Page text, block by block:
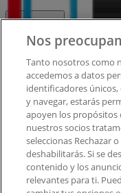
Contacto
Tienda mal
Notificar un
¿Encontraste un
aplicación?
Índices
Nos
Tanto nosotros como
accedemos a datos
identificadores únicos,
y navegar, estarás
apoyen los propósitos
nuestros socios
seleccionas Rechazar
deshabilitarás. Si se
contenido y los
relevantes para ti.